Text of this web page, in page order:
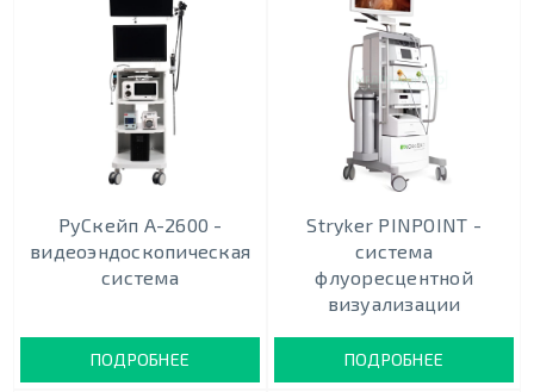
РуСкейп А-2600 -
видеоэндоскопическая
система
ПОДРОБНЕЕ
Stryker PINPOINT -
cистема
флуоресцентной
визуализации
ПОДРОБНЕЕ